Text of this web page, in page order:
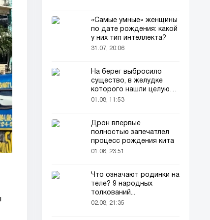
«Самые умные» женщины
по дате рождения: какой
у них тип интеллекта?
31.07, 20:06
На берег выбросило
существо, в желудке
которого нашли целую
добычу
01.08, 11:53
Дрон впервые
полностью запечатлел
процесс рождения кита
01.08, 23:51
Что означают родинки на
теле? 9 народных
толкований...
02.08, 21:35